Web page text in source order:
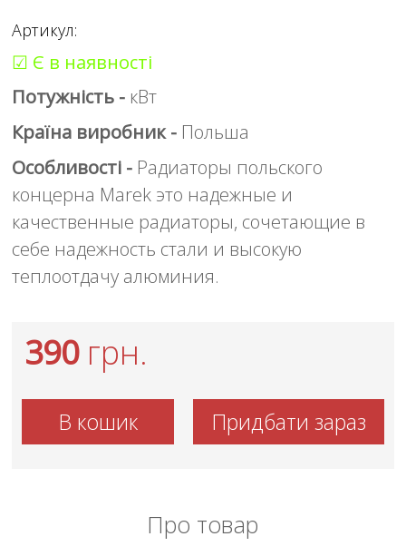
Артикул:
☑ Є в наявності
Потужність - кВт
Країна виробник - Польша
Особливості - Радиаторы польского
концерна Marek это надежные и
качественные радиаторы, сочетающие в
себе надежность стали и высокую
теплоотдачу алюминия.
390грн.
В кошик Придбати зараз
Про товар